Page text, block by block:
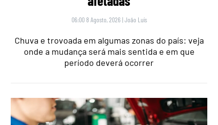
06:00 8 Agosto, 2026 |João Luís
Chuva e trovoada em algumas zonas do país: veja
onde a mudança será mais sentida e em que
período deverá ocorrer